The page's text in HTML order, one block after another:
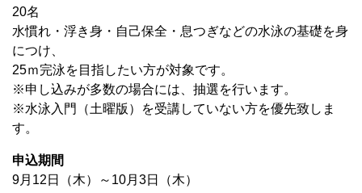
20名
水慣れ・浮き身・自己保全・息つぎなどの水泳の基礎を身
につけ、
25ｍ完泳を目指したい方が対象です。
※申し込みが多数の場合には、抽選を行います。
※水泳入門（土曜版）を受講していない方を優先致しま
す。
申込期間
9月12日（木）～10月3日（木）